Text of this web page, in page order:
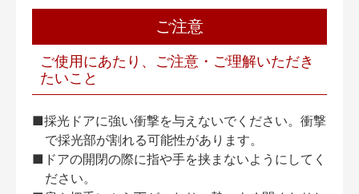
ご注意
ご使用にあたり、ご注意・ご理解いただき
たいこと
■採光ドアに強い衝撃を与えないでください。衝撃
で採光部が割れる可能性があります。
■ドアの開閉の際に指や手を挟まないようにしてく
ださい。